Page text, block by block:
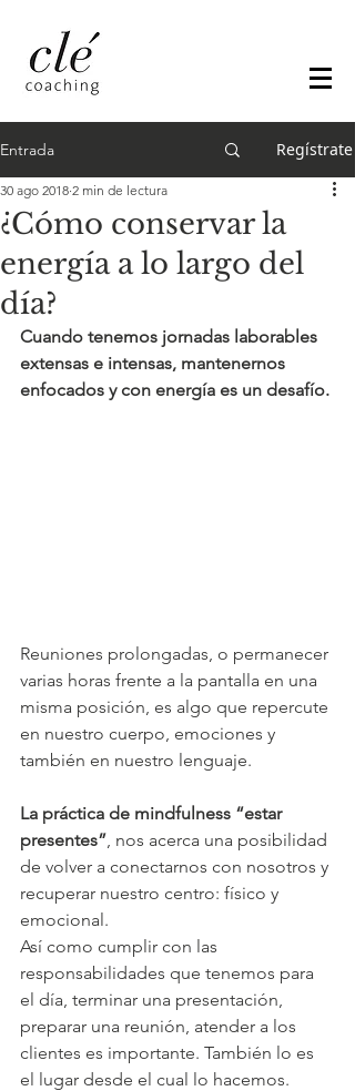
Entrada Regístrate
¿Cómo conservar la
energía a lo largo del
día?
30 ago 2018 2 min de lectura
Cuando tenemos jornadas laborables
extensas e intensas, mantenernos
enfocados y con energía es un desafío.
Reuniones prolongadas, o permanecer
varias horas frente a la pantalla en una
misma posición, es algo que repercute
en nuestro cuerpo, emociones y
también en nuestro lenguaje.
La práctica de mindfulness “estar
presentes” , nos acerca una posibilidad
de volver a conectarnos con nosotros y
recuperar nuestro centro: físico y
emocional.
Así como cumplir con las
responsabilidades que tenemos para
el día, terminar una presentación,
preparar una reunión, atender a los
clientes es importante. También lo es
el lugar desde el cual lo hacemos.